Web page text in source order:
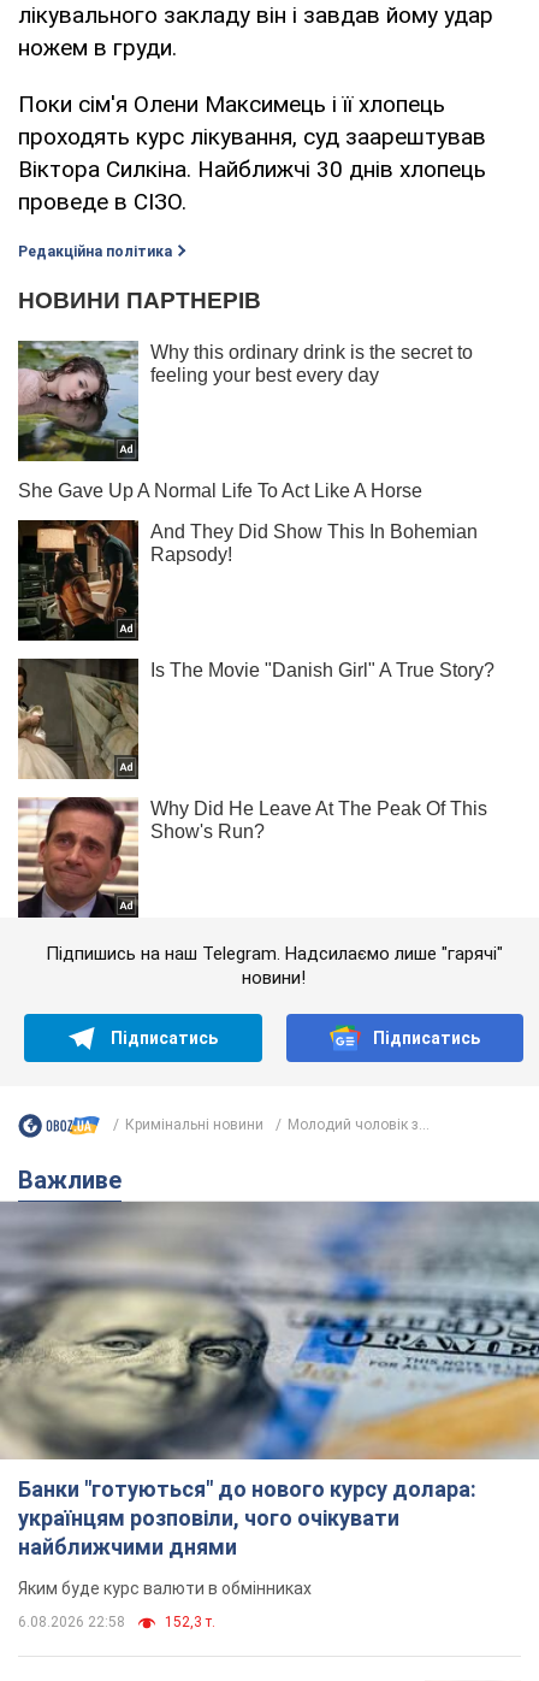
лікувального закладу він і завдав йому удар
ножем в груди.
Поки сім'я Олени Максимець і її хлопець
проходять курс лікування, суд заарештував
Віктора Силкіна. Найближчі 30 днів хлопець
проведе в СІЗО.
Редакційна політика
Підпишись на наш Telegram. Надсилаємо лише "гарячі"
новини!
Підписатись Підписатись
Кримінальні новини Молодий чоловік з...
Важливе
Банки "готуються" до нового курсу долара:
українцям розповіли, чого очікувати
найближчими днями
Яким буде курс валюти в обмінниках
6.08.2026 22:58 152,3 т.